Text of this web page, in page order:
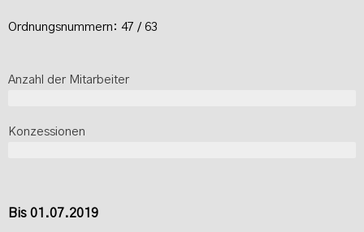
Ordnungsnummern: 47 / 63
Anzahl der Mitarbeiter
Konzessionen
Bis 01.07.2019